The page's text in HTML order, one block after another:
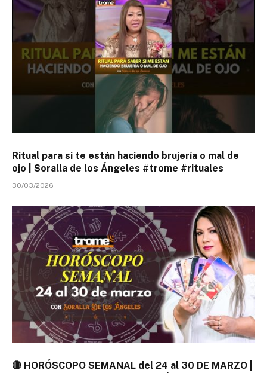
Ritual para si te están haciendo brujería o mal de
ojo | Soralla de los Ángeles #trome #rituales
30/03/2026
🔴 HORÓSCOPO SEMANAL del 24 al 30 DE MARZO |